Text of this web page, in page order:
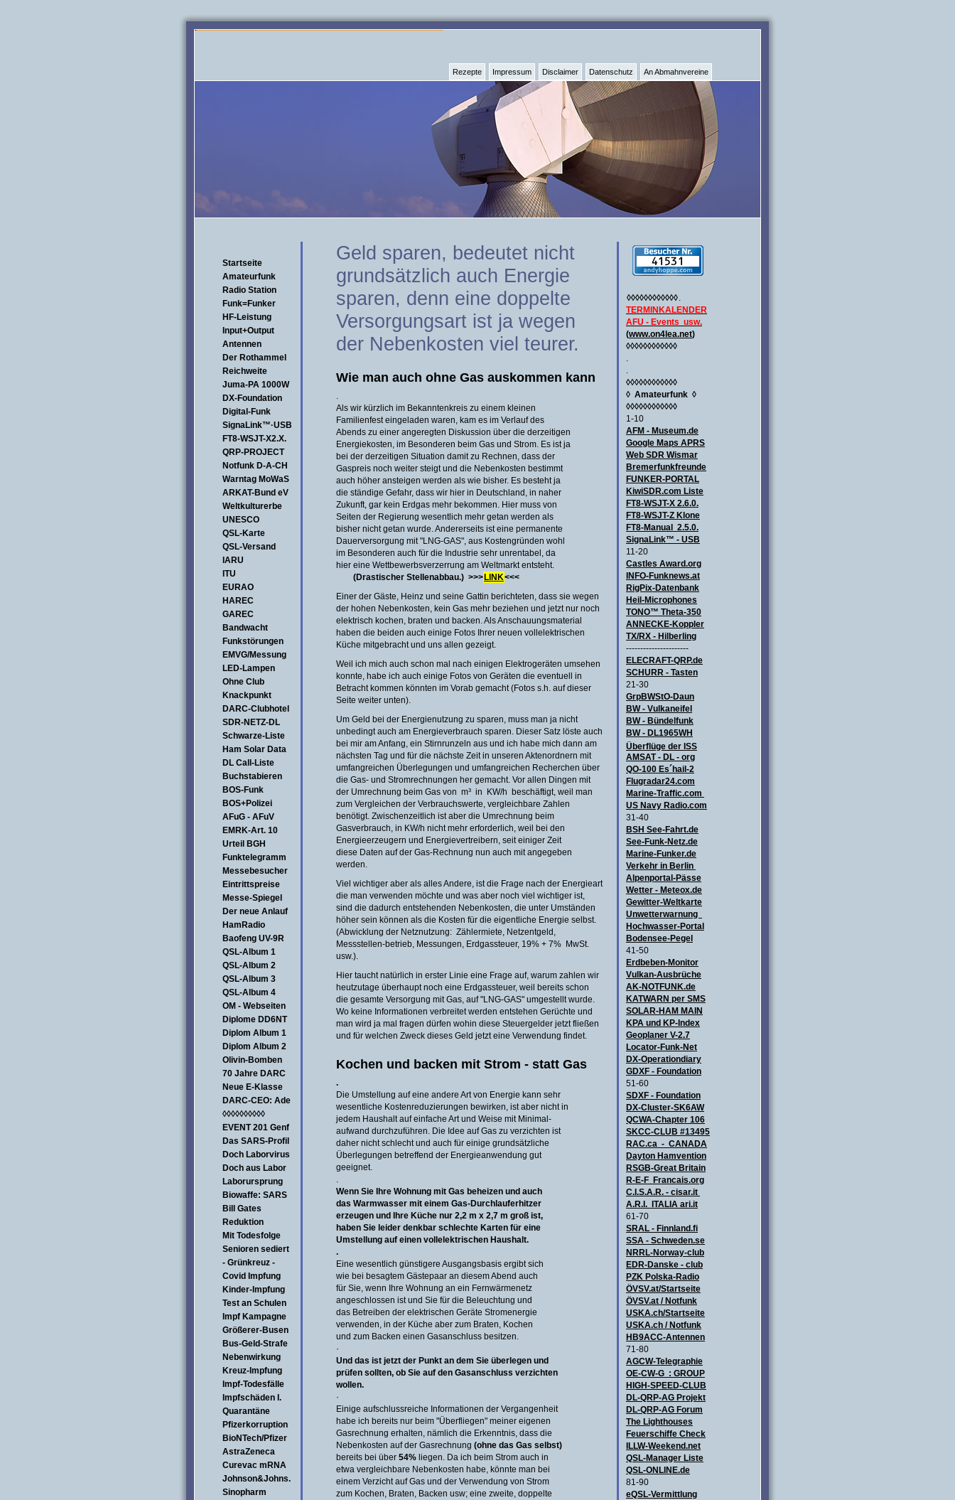
Rezepte Impressum Disclaimer Datenschutz An Abmahnvereine
Startseite
Amateurfunk
Radio Station
Funk=Funker
HF-Leistung
Input+Output
Antennen
Der Rothammel
Reichweite
Juma-PA 1000W
DX-Foundation
Digital-Funk
SignaLink™·USB
FT8-WSJT-X2.X.
QRP-PROJECT
Notfunk D-A-CH
Warntag MoWaS
ARKAT-Bund eV
Weltkulturerbe
UNESCO
QSL-Karte
QSL-Versand
IARU
ITU
EURAO
HAREC
GAREC
Bandwacht
Funkstörungen
EMVG/Messung
LED-Lampen
Ohne Club
Knackpunkt
DARC-Clubhotel
SDR-NETZ-DL
Schwarze-Liste
Ham Solar Data
DL Call-Liste
Buchstabieren
BOS-Funk
BOS+Polizei
AFuG - AFuV
EMRK-Art. 10
Urteil BGH
Funktelegramm
Messebesucher
Eintrittspreise
Messe-Spiegel
Der neue Anlauf
HamRadio
Baofeng UV-9R
QSL-Album 1
QSL-Album 2
QSL-Album 3
QSL-Album 4
OM - Webseiten
Diplome DD6NT
Diplom Album 1
Diplom Album 2
Olivin-Bomben
70 Jahre DARC
Neue E-Klasse
DARC-CEO: Ade
◊◊◊◊◊◊◊◊◊◊
EVENT 201 Genf
Das SARS-Profil
Doch Laborvirus
Doch aus Labor
Laborursprung
Biowaffe: SARS
Bill Gates
Reduktion
Mit Todesfolge
Senioren sediert
- Grünkreuz -
Covid Impfung
Kinder-Impfung
Test an Schulen
Impf Kampagne
Größerer-Busen
Bus-Geld-Strafe
Nebenwirkung
Kreuz-Impfung
Impf-Todesfälle
Impfschäden I.
Quarantäne
Pfizerkorruption
BioNTech/Pfizer
AstraZeneca
Curevac mRNA
Johnson&Johns.
Sinopharm
◊◊◊◊◊◊◊◊◊◊◊◊.
TERMINKALENDER
AFU - Events usw.
(www.on4lea.net)
◊◊◊◊◊◊◊◊◊◊◊◊
.
.
◊◊◊◊◊◊◊◊◊◊◊◊
◊ Amateurfunk ◊
◊◊◊◊◊◊◊◊◊◊◊◊
1-10
AFM - Museum.de
Google Maps APRS
Web SDR Wismar
Bremerfunkfreunde
FUNKER-PORTAL
KiwiSDR.com Liste
FT8-WSJT-X 2.6.0.
FT8-WSJT-Z Klone
FT8-Manual 2.5.0.
SignaLink™ - USB
11-20
Castles Award.org
INFO-Funknews.at
RigPix-Datenbank
Heil-Microphones
TONO™ Theta-350
ANNECKE-Koppler
TX/RX - Hilberling
----------------------
ELECRAFT-QRP.de
SCHURR - Tasten
21-30
GrpBWStO-Daun
BW - Vulkaneifel
BW- Bündelfunk
BW - DL1965WH
Überflüge der ISS
AMSAT - DL - org
QO-100 Es´hail-2
Flugradar24.com
Marine-Traffic.com
US Navy Radio.com
31-40
BSH See-Fahrt.de
See-Funk-Netz.de
Marine-Funker.de
Verkehr in Berlin
Alpenportal-Pässe
Wetter - Meteox.de
Gewitter-Weltkarte
Unwetterwarnung
Hochwasser-Portal
Bodensee-Pegel
41-50
Erdbeben-Monitor
Vulkan-Ausbrüche
AK-NOTFUNK.de
KATWARN per SMS
SOLAR-HAM MAIN
KPA und KP-Index
Geoplaner V-2.7
Locator-Funk-Net
DX-Operationdiary
GDXF - Foundation
51-60
SDXF - Foundation
DX-Cluster-SK6AW
QCWA-Chapter 106
SKCC-CLUB #13495
RAC.ca - CANADA
Dayton Hamvention
RSGB-Great Britain
R-E-F Francais.org
C.I.S.A.R. - cisar.it
A.R.I. ITALIA ari.it
61-70
SRAL - Finnland.fi
SSA - Schweden.se
NRRL-Norway-club
EDR-Danske - club
PZK Polska-Radio
ÖVSV.at/Startseite
ÖVSV.at / Notfunk
USKA.ch/Startseite
USKA.ch / Notfunk
HB9ACC-Antennen
71-80
AGCW-Telegraphie
OE-CW-G : GROUP
HIGH-SPEED-CLUB
DL-QRP-AG Projekt
DL-QRP-AG Forum
The Lighthouses
Feuerschiffe Check
ILLW-Weekend.net
QSL-Manager Liste
QSL-ONLINE.de
81-90
eQSL-Vermittlung
Geld sparen, bedeutet nicht
grundsätzlich auch Energie
sparen, denn eine doppelte
Versorgungsart ist ja wegen
der Nebenkosten viel teurer.
Wie man auch ohne Gas auskommen kann
.
Als wir kürzlich im Bekanntenkreis zu einem kleinen
Familienfest eingeladen waren, kam es im Verlauf des
Abends zu einer angeregten Diskussion über die derzeitigen
Energiekosten, im Besonderen beim Gas und Strom. Es ist ja
bei der derzeitigen Situation damit zu Rechnen, dass der
Gaspreis noch weiter steigt und die Nebenkosten bestimmt
auch höher ansteigen werden als wie bisher. Es besteht ja
die ständige Gefahr, dass wir hier in Deutschland, in naher
Zukunft, gar kein Erdgas mehr bekommen. Hier muss von
Seiten der Regierung wesentlich mehr getan werden als
bisher nicht getan wurde. Andererseits ist eine permanente
Dauerversorgung mit "LNG-GAS", aus Kostengründen wohl
im Besonderen auch für die Industrie sehr unrentabel, da
hier eine Wettbewerbsverzerrung am Weltmarkt entsteht.
(Drastischer Stellenabbau.) >>> LINK<<<
Einer der Gäste, Heinz und seine Gattin berichteten, dass sie wegen
der hohen Nebenkosten, kein Gas mehr beziehen und jetzt nur noch
elektrisch kochen, braten und backen. Als Anschauungsmaterial
haben die beiden auch einige Fotos Ihrer neuen vollelektrischen
Küche mitgebracht und uns allen gezeigt.
Weil ich mich auch schon mal nach einigen Elektrogeräten umsehen
konnte, habe ich auch einige Fotos von Geräten die eventuell in
Betracht kommen könnten im Vorab gemacht (Fotos s.h. auf dieser
Seite weiter unten).
Um Geld bei der Energienutzung zu sparen, muss man ja nicht
unbedingt auch am Energieverbrauch sparen. Dieser Satz löste auch
bei mir am Anfang, ein Stirnrunzeln aus und ich habe mich dann am
nächsten Tag und für die nächste Zeit in unseren Aktenordnern mit
umfangreichen Überlegungen und umfangreichen Recherchen über
die Gas- und Stromrechnungen her gemacht. Vor allen Dingen mit
der Umrechnung beim Gas von m³ in KW/h beschäftigt, weil man
zum Vergleichen der Verbrauchswerte, vergleichbare Zahlen
benötigt. Zwischenzeitlich ist aber die Umrechnung beim
Gasverbrauch, in KW/h nicht mehr erforderlich, weil bei den
Energieerzeugern und Energievertreibern, seit einiger Zeit
diese Daten auf der Gas-Rechnung nun auch mit angegeben
werden.
Viel wichtiger aber als alles Andere, ist die Frage nach der Energieart
die man verwenden möchte und was aber noch viel wichtiger ist,
sind die dadurch entstehenden Nebenkosten, die unter Umständen
höher sein können als die Kosten für die eigentliche Energie selbst.
(Abwicklung der Netznutzung: Zählermiete, Netzentgeld,
Messstellen-betrieb, Messungen, Erdgassteuer, 19% + 7% MwSt.
usw.).
Hier taucht natürlich in erster Linie eine Frage auf, warum zahlen wir
heutzutage überhaupt noch eine Erdgassteuer, weil bereits schon
die gesamte Versorgung mit Gas, auf "LNG-GAS" umgestellt wurde.
Wo keine Informationen verbreitet werden entstehen Gerüchte und
man wird ja mal fragen dürfen wohin diese Steuergelder jetzt fließen
und für welchen Zweck dieses Geld jetzt eine Verwendung findet.
Kochen und backen mit Strom - statt Gas
.
Die Umstellung auf eine andere Art von Energie kann sehr
wesentliche Kostenreduzierungen bewirken, ist aber nicht in
jedem Haushalt auf einfache Art und Weise mit Minimal-
aufwand durchzuführen. Die Idee auf Gas zu verzichten ist
daher nicht schlecht und auch für einige grundsätzliche
Überlegungen betreffend der Energieanwendung gut
geeignet.
.
Wenn Sie Ihre Wohnung mit Gas beheizen und auch
das Warmwasser mit einem Gas-Durchlauferhitzer
erzeugen und Ihre Küche nur 2,2 m x 2,7 m groß ist,
haben Sie leider denkbar schlechte Karten für eine
Umstellung auf einen vollelektrischen Haushalt.
.
Eine wesentlich günstigere Ausgangsbasis ergibt sich
wie bei besagtem Gästepaar an diesem Abend auch
für Sie, wenn Ihre Wohnung an ein Fernwärmenetz
angeschlossen ist und Sie für die Beleuchtung und
das Betreiben der elektrischen Geräte Stromenergie
verwenden, in der Küche aber zum Braten, Kochen
und zum Backen einen Gasanschluss besitzen.
·
Und das ist jetzt der Punkt an dem Sie überlegen und
prüfen sollten, ob Sie auf den Gasanschluss verzichten
wollen.
·
Einige aufschlussreiche Informationen der Vergangenheit
habe ich bereits nur beim "Überfliegen" meiner eigenen
Gasrechnung erhalten, nämlich die Erkenntnis, dass die
Nebenkosten auf der Gasrechnung (ohne das Gas selbst)
bereits bei über 54% liegen. Da ich beim Strom auch in
etwa vergleichbare Nebenkosten habe, könnte man bei
einem Verzicht auf Gas und der Verwendung von Strom
zum Kochen, Braten, Backen usw; eine zweite, doppelte